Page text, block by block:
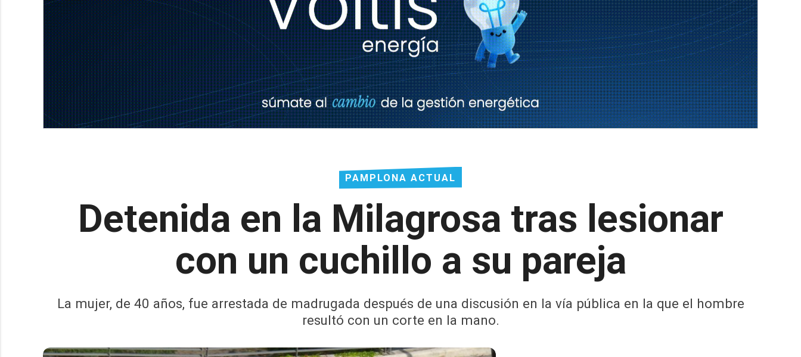
PAMPLONA ACTUAL
Detenida en la Milagrosa tras lesionar
con un cuchillo a su pareja
La mujer, de 40 años, fue arrestada de madrugada después de una discusión en la vía pública en la que el hombre
resultó con un corte en la mano.